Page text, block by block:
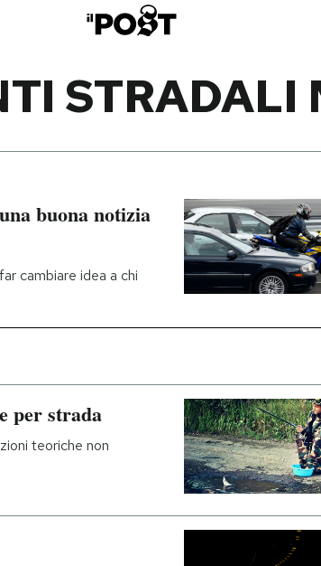
STRADALI
buona notizia
cambiare idea a chi
per strada
teoriche non